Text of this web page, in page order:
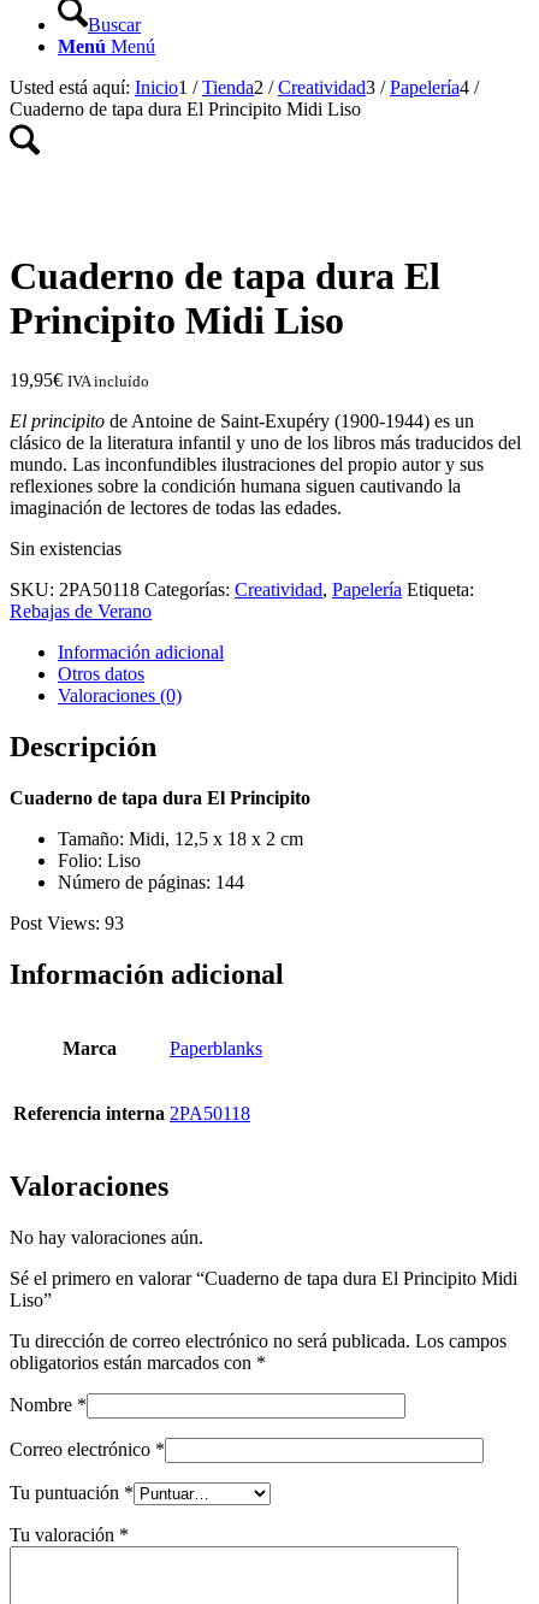
Buscar
Menú Menú
Usted está aquí: Inicio1 / Tienda2 / Creatividad3 / Papelería4 /
Cuaderno de tapa dura El Principito Midi Liso
Cuaderno de tapa dura El
Principito Midi Liso
19,95€ IVA incluído
El principito de Antoine de Saint-Exupéry (1900-1944) es un
clásico de la literatura infantil y uno de los libros más traducidos del
mundo. Las inconfundibles ilustraciones del propio autor y sus
reflexiones sobre la condición humana siguen cautivando la
imaginación de lectores de todas las edades.
Sin existencias
SKU: 2PA50118 Categorías: Creatividad, Papelería Etiqueta:
Rebajas de Verano
Información adicional
Otros datos
Valoraciones (0)
Descripción
Cuaderno de tapa dura El Principito
Tamaño: Midi, 12,5 x 18 x 2 cm
Folio: Liso
Número de páginas: 144
Post Views: 93
Información adicional
Marca Paperblanks
Referencia interna 2PA50118
Valoraciones
No hay valoraciones aún.
Sé el primero en valorar “Cuaderno de tapa dura El Principito Midi
Liso”
Tu dirección de correo electrónico no será publicada. Los campos
obligatorios están marcados con *
Nombre *
Correo electrónico *
Tu puntuación *
Tu valoración *